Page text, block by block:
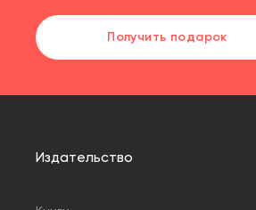
Получить подарок
Издательство